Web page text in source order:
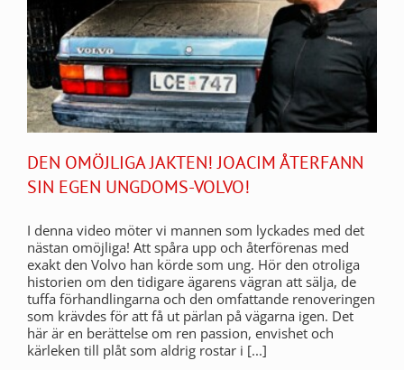
DEN OMÖJLIGA JAKTEN! JOACIM ÅTERFANN
SIN EGEN UNGDOMS-VOLVO!
I denna video möter vi mannen som lyckades med det
nästan omöjliga! Att spåra upp och återförenas med
exakt den Volvo han körde som ung. Hör den otroliga
historien om den tidigare ägarens vägran att sälja, de
tuffa förhandlingarna och den omfattande renoveringen
som krävdes för att få ut pärlan på vägarna igen. Det
här är en berättelse om ren passion, envishet och
kärleken till plåt som aldrig rostar i [...]